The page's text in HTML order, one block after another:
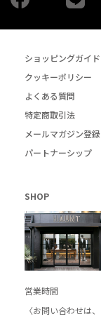
ショッピングガイド
クッキーポリシー
よくある質問
特定商取引法
メールマガジン登録
パートナーシップ
SHOP
営業時間
〈お問い合わせは、